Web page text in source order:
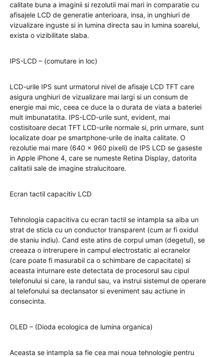
calitate buna a imaginii si rezolutii mai mari in comparatie cu
afisajele LCD de generatie anterioara, insa, in unghiuri de
vizualizare inguste si in lumina directa sau in lumina soarelui,
exista o vizibilitate slaba.
IPS-LCD – (comutare in loc)
LCD-urile IPS sunt urmatorul nivel de afisaje LCD TFT care
asigura unghiuri de vizualizare mai largi si un consum de
energie mai mic, ceea ce duce la o durata de viata a bateriei
mult imbunatatita. IPS-LCD-urile sunt, evident, mai
costisitoare decat TFT LCD-urile normale si, prin urmare, sunt
localizate doar pe smartphone-urile de inalta calitate. O
rezolutie mai mare (640 x 960 pixeli) de IPS LCD se gaseste
in Apple iPhone 4, care se numeste Retina Display, datorita
calitatii sale de imagine stralucitoare.
Ecran tactil capacitiv LCD
Tehnologia capacitiva cu ecran tactil se intampla sa aiba un
strat de sticla cu un conductor transparent (cum ar fi oxidul
de staniu indiu). Cand este atins de corpul uman (degetul), se
creeaza o intrerupere in campul electrostatic al ecranelor
(care poate fi masurabil ca o schimbare de capacitate) si
aceasta inturnare este detectata de procesorul sau cipul
telefonului si care, la randul sau, va instrui sistemul de operare
al telefonului sa declansator si eveniment sau actiune in
consecinta.
OLED – (Dioda ecologica de lumina organica)
Aceasta se intampla sa fie cea mai noua tehnologie pentru